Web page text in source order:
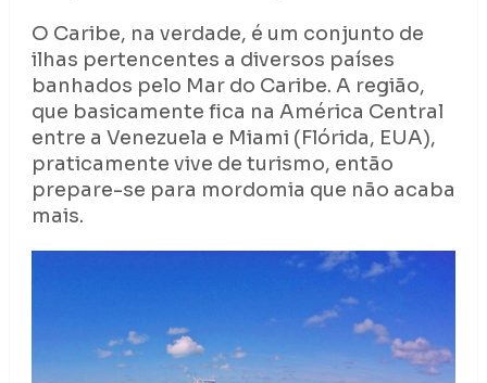
O Caribe, na verdade, é um conjunto de
ilhas pertencentes a diversos países
banhados pelo Mar do Caribe. A região,
que basicamente fica na América Central
entre a Venezuela e Miami (Flórida, EUA),
praticamente vive de turismo, então
prepare-se para mordomia que não acaba
mais.